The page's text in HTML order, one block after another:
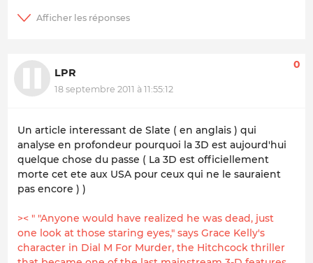
LPR
18 septembre 2011 à 11:55:12
0
Un article interessant de Slate ( en anglais ) qui
analyse en profondeur pourquoi la 3D est aujourd'hui
quelque chose du passe ( La 3D est officiellement
morte cet ete aux USA pour ceux qui ne le sauraient
pas encore ) )
>< " "Anyone would have realized he was dead, just
one look at those staring eyes," says Grace Kelly's
character in Dial M For Murder, the Hitchcock thriller